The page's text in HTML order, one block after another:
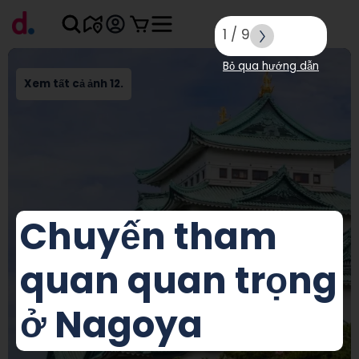
Xem tất cả ảnh 12.
Chuyến tham
quan quan trọng
ở Nagoya
1 / 9
Bỏ qua hướng dẫn